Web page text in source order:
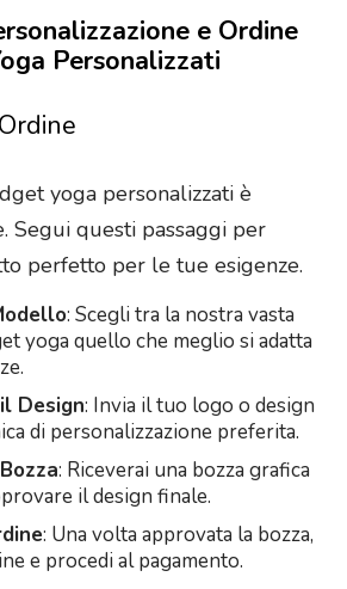
e Ordine
Personalizzati
yoga personalizzati è
Segui questi passaggi per
perfetto per le tue esigenze.
: Scegli tra la nostra vasta
yoga quello che meglio si adatta
Design: Invia il tuo logo o design
di personalizzazione preferita.
: Riceverai una bozza grafica
il design finale.
: Una volta approvata la bozza,
e procedi al pagamento.